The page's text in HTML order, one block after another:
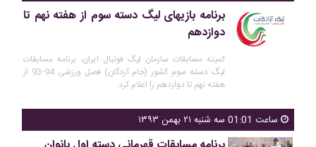
برنامه بازیهای لیگ دسته سوم از هفته نهم تا
دوازدهم
کمیته مسابقات سازمان لیگ فوتبال ایران، برنامه مسابقات
لیگ دسته سوم کشور (جام آزدگان) فصل ورزشی 94-93 از
هفته نهم تا دوازدهم را اعلام کرد.
ساعت 01:01 سه شنبه ۲۱ بهمن ۱۳۹۳